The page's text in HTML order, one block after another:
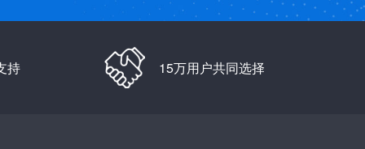
持 15万用户共同选择